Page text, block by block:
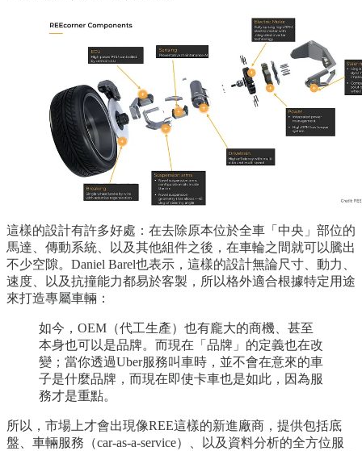
這樣的設計有許多好處：在去除原本位於全車「中央」部位的
馬達、傳動系統、以及其他組件之後，在車輪之間就可以騰出
不少空隙。Daniel Barel也表示，這樣的設計無論尺寸、動力、
速度、以及抗撞能力都易於客製，所以格外適合根據特定用途
來打造專屬車輛：
如今，OEM（代工生產）也有龐大的商機、甚至
本身也可以是品牌。而現在「品牌」的定義也在改
變；當你透過Uber服務叫車時，並不會在意來的車
子是什麼品牌，而現在即使卡車也是如此，因為服
務才是重點。
所以，市場上才會出現像REE這樣的新進廠商，提供包括底
盤、車輛服務（car-as-a-service）、以及資料分析的全方位服